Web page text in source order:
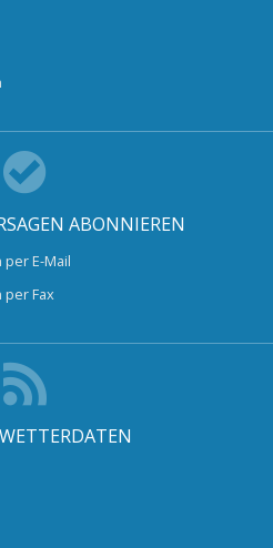
ABONNIEREN
E-Mail
Fax